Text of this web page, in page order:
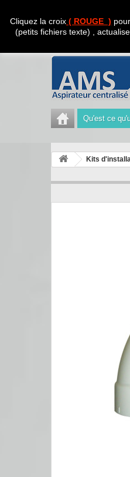
Cliquez la croix ( ROUGE )
(petits fichiers texte) ,Appelez-nous au :
Qu'est ce
Kits